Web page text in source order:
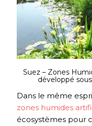
Suez – Zones
développé
Dans le même
zones humides
écosystèmes pour